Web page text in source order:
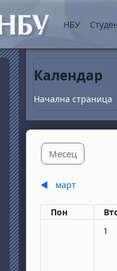
Прескочи на
НБУ
Календар
Начална страница
Месец
◀︎ март
Понеделник
Пон
1